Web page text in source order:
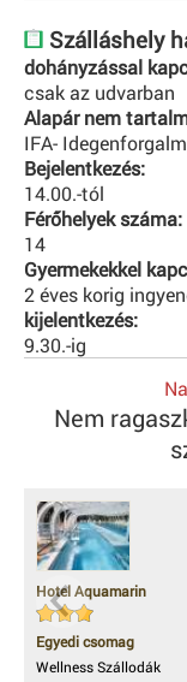
Szálláshely
dohányzással
csak az udvarban
Alapár nem
IFA-
Bejelentkezés:
14.00.-tól
Férőhelyek száma:
14
Gyermekekkel
2 éves korig
kijelentkezés:
9.30.-ig
Nem
Hotel Aquamarin
Egyedi csomag
Wellness Szállodák